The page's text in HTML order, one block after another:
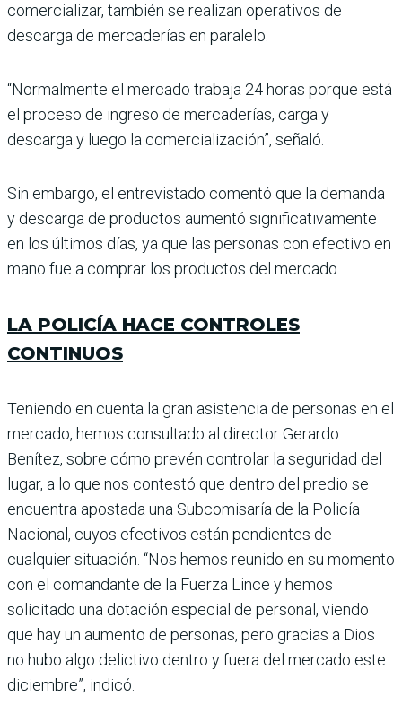
comercializar, también se realizan operativos de
descarga de mercaderías en paralelo.
“Normalmente el mercado trabaja 24 horas porque está
el proceso de ingreso de mer­caderías, carga y
descarga y luego la comercialización”, señaló.
Sin embargo, el entrevistado comentó que la demanda
y descarga de productos aumentó significativamente
en los últimos días, ya que las personas con efectivo en
mano fue a comprar los pro­ductos del mercado.
LA POLICÍA HACE CONTROLES
CONTINUOS
Teniendo en cuenta la gran asistencia de personas en el
mercado, hemos consultado al director Gerardo
Benítez, sobre cómo prevén controlar la seguridad del
lugar, a lo que nos contestó que dentro del predio se
encuentra apostada una Subcomisaría de la Policía
Nacional, cuyos efecti­vos están pendientes de
cualquier situación. “Nos hemos reunido en su momento
con el coman­dante de la Fuerza Lince y hemos
solicitado una dotación especial de personal, viendo
que hay un aumento de personas, pero gracias a Dios
no hubo algo delictivo dentro y fuera del mercado este
diciembre”, indicó.